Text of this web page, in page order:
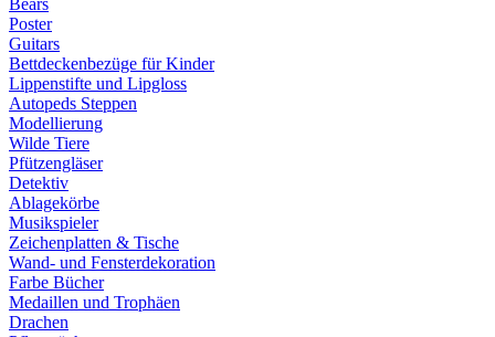
Bears
Poster
Guitars
Bettdeckenbezüge für Kinder
Lippenstifte und Lipgloss
Autopeds Steppen
Modellierung
Wilde Tiere
Pfützengläser
Detektiv
Ablagekörbe
Musikspieler
Zeichenplatten & Tische
Wand- und Fensterdekoration
Farbe Bücher
Medaillen und Trophäen
Drachen